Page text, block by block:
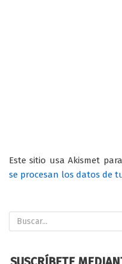
Este sitio usa Akismet
se procesan los datos de